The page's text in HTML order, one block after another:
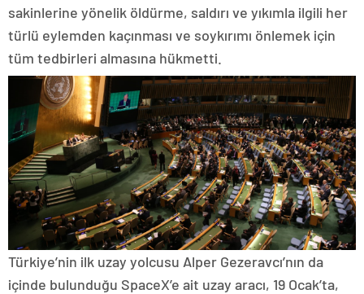
sakinlerine yönelik öldürme, saldırı ve yıkımla ilgili her
türlü eylemden kaçınması ve soykırımı önlemek için
tüm tedbirleri almasına hükmetti.
Türkiye’nin ilk uzay yolcusu Alper Gezeravcı’nın da
içinde bulunduğu SpaceX’e ait uzay aracı, 19 Ocak’ta,